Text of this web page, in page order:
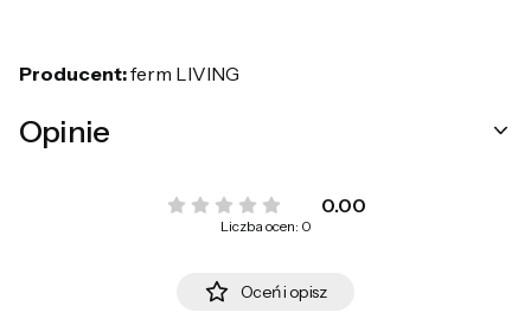
Producent:ferm LIVING
Opinie
0.00
Liczba ocen: 0
Oceń i opisz